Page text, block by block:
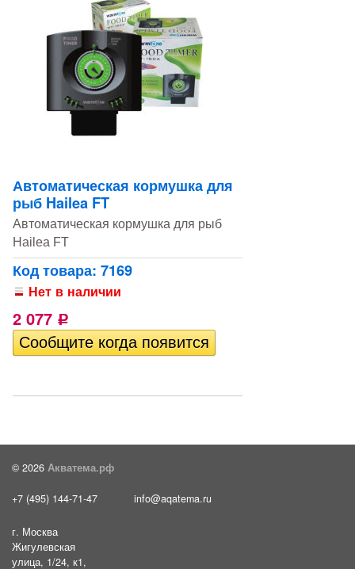
Автоматическая кормушка для
рыб Hailea FT
Автоматическая кормушка для рыб
Hailea FT
Код товара: 7169
Нет в наличии
2 077 Р
© 2026 Акватема.рф
+7 (495) 144-71-47 info@aqatema.ru
г. Москва
Жигулевская
улица, 1/24, к1,